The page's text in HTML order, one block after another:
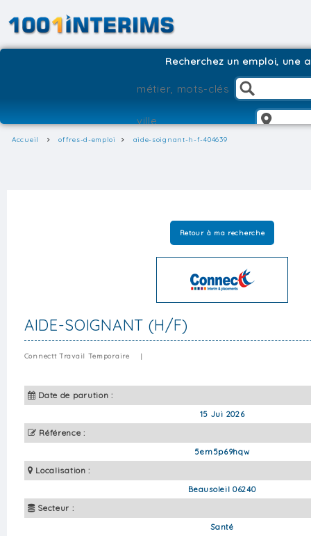
Recherchez un emploi, une
Accueil offres-d-emploi aide-soignant-h-f-404639
Retour à ma recherche
AIDE-SOIGNANT (H/F)
Connectt Travail Temporaire |
Date de parution :
15 Jui 2026
Référence :
5em5p69hqw
Localisation :
Beausoleil 06240
Secteur :
Santé